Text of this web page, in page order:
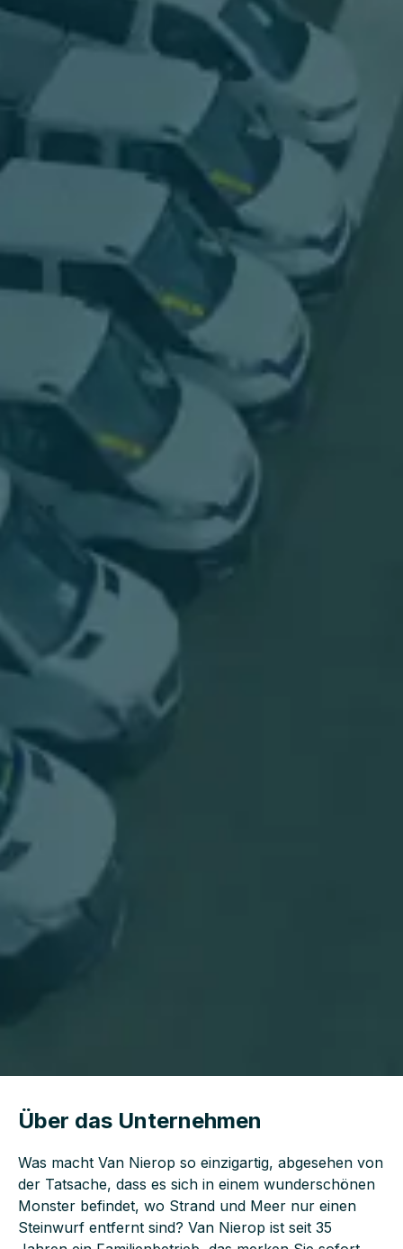
Über das Unternehmen
Was macht Van Nierop so einzigartig, abgesehen von
der Tatsache, dass es sich in einem wunderschönen
Monster befindet, wo Strand und Meer nur einen
Steinwurf entfernt sind? Van Nierop ist seit 35